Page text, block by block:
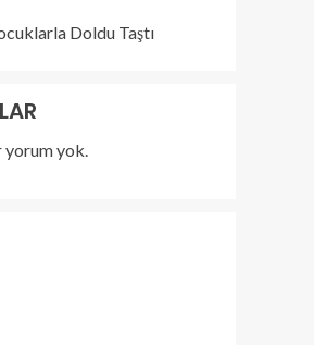
Doldu Taştı
yorum yok.